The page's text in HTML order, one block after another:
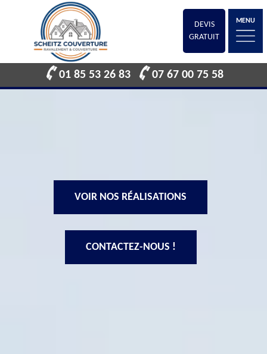
DEVIS
GRATUIT
MENU
01 85 53 26 83 07 67 00 75 58
VOIR NOS RÉALISATIONS
CONTACTEZ-NOUS !